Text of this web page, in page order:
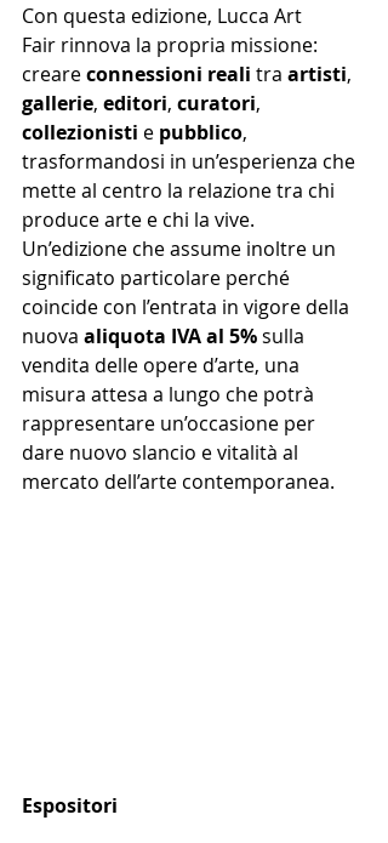
Con questa edizione, Lucca Art
Fair rinnova la propria missione:
creare connessioni reali tra artisti,
gallerie, editori, curatori,
collezionisti e pubblico,
trasformandosi in un’esperienza che
mette al centro la relazione tra chi
produce arte e chi la vive.
Un’edizione che assume inoltre un
significato particolare perché
coincide con l’entrata in vigore della
nuova aliquota IVA al 5% sulla
vendita delle opere d’arte, una
misura attesa a lungo che potrà
rappresentare un’occasione per
dare nuovo slancio e vitalità al
mercato dell’arte contemporanea.
Espositori